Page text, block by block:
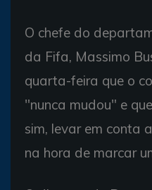
O chefe do
da Fifa, Massimo
quarta-feira que o
"nunca mudou" e
sim, levar em conta
na hora de marcar